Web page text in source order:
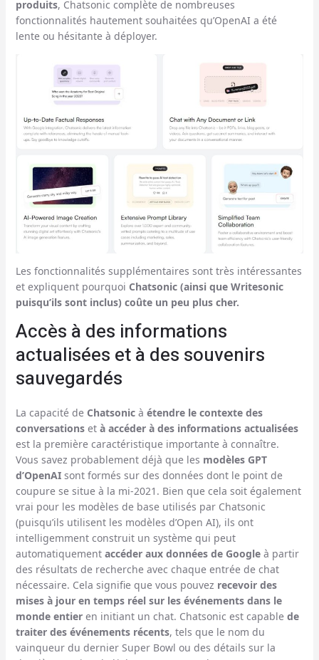
produits, Chatsonic complète de nombreuses
fonctionnalités hautement souhaitées qu’OpenAI a été
lente ou hésitante à déployer.
Les fonctionnalités supplémentaires sont très intéressantes
et expliquent pourquoi Chatsonic (ainsi que Writesonic
puisqu’ils sont inclus) coûte un peu plus cher.
Accès à des informations
actualisées et à des souvenirs
sauvegardés
La capacité de Chatsonicà étendre le contexte des
conversationset à accéder à des informations actualisées
est la première caractéristique importante à connaître.
Vous savez probablement déjà que les modèles GPT
d’OpenAIsont formés sur des données dont le point de
coupure se situe à la mi-2021. Bien que cela soit également
vrai pour les modèles de base utilisés par Chatsonic
(puisqu’ils utilisent les modèles d’Open AI), ils ont
intelligemment construit un système qui peut
automatiquement accéder aux données de Googleà partir
des résultats de recherche avec chaque entrée de chat
nécessaire. Cela signifie que vous pouvez recevoir des
mises à jour en temps réel sur les événements dans le
monde entieren initiant un chat. Chatsonic est capable de
traiter des événements récents, tels que le nom du
vainqueur du dernier Super Bowl ou des détails sur la